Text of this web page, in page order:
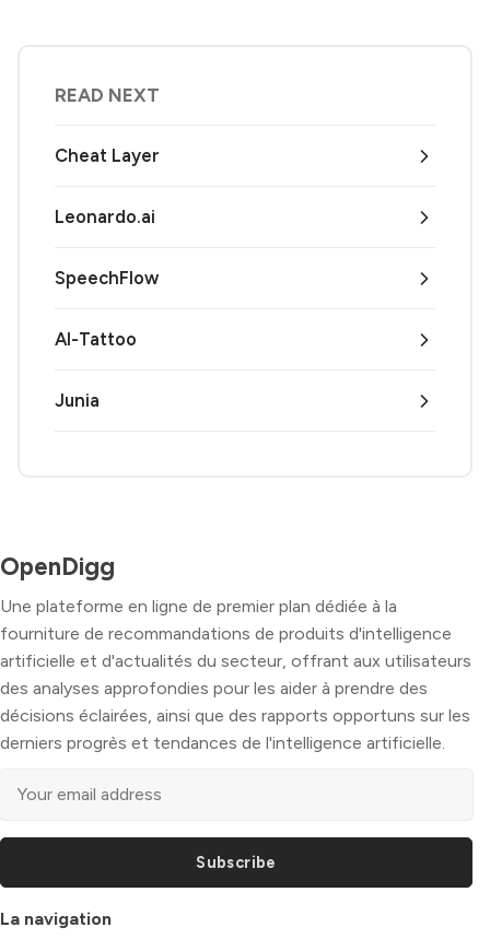
READ NEXT
Cheat Layer
Leonardo.ai
SpeechFlow
AI-Tattoo
Junia
OpenDigg
Une plateforme en ligne de premier plan dédiée à la
fourniture de recommandations de produits d'intelligence
artificielle et d'actualités du secteur, offrant aux utilisateurs
des analyses approfondies pour les aider à prendre des
décisions éclairées, ainsi que des rapports opportuns sur les
derniers progrès et tendances de l'intelligence artificielle.
Subscribe
La navigation